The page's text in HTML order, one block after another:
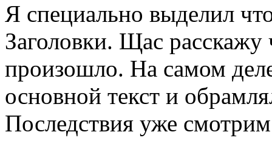
Я специально выделил
Заголовки. Щас расскажу
произошло. На самом
основной текст и
Последствия уже